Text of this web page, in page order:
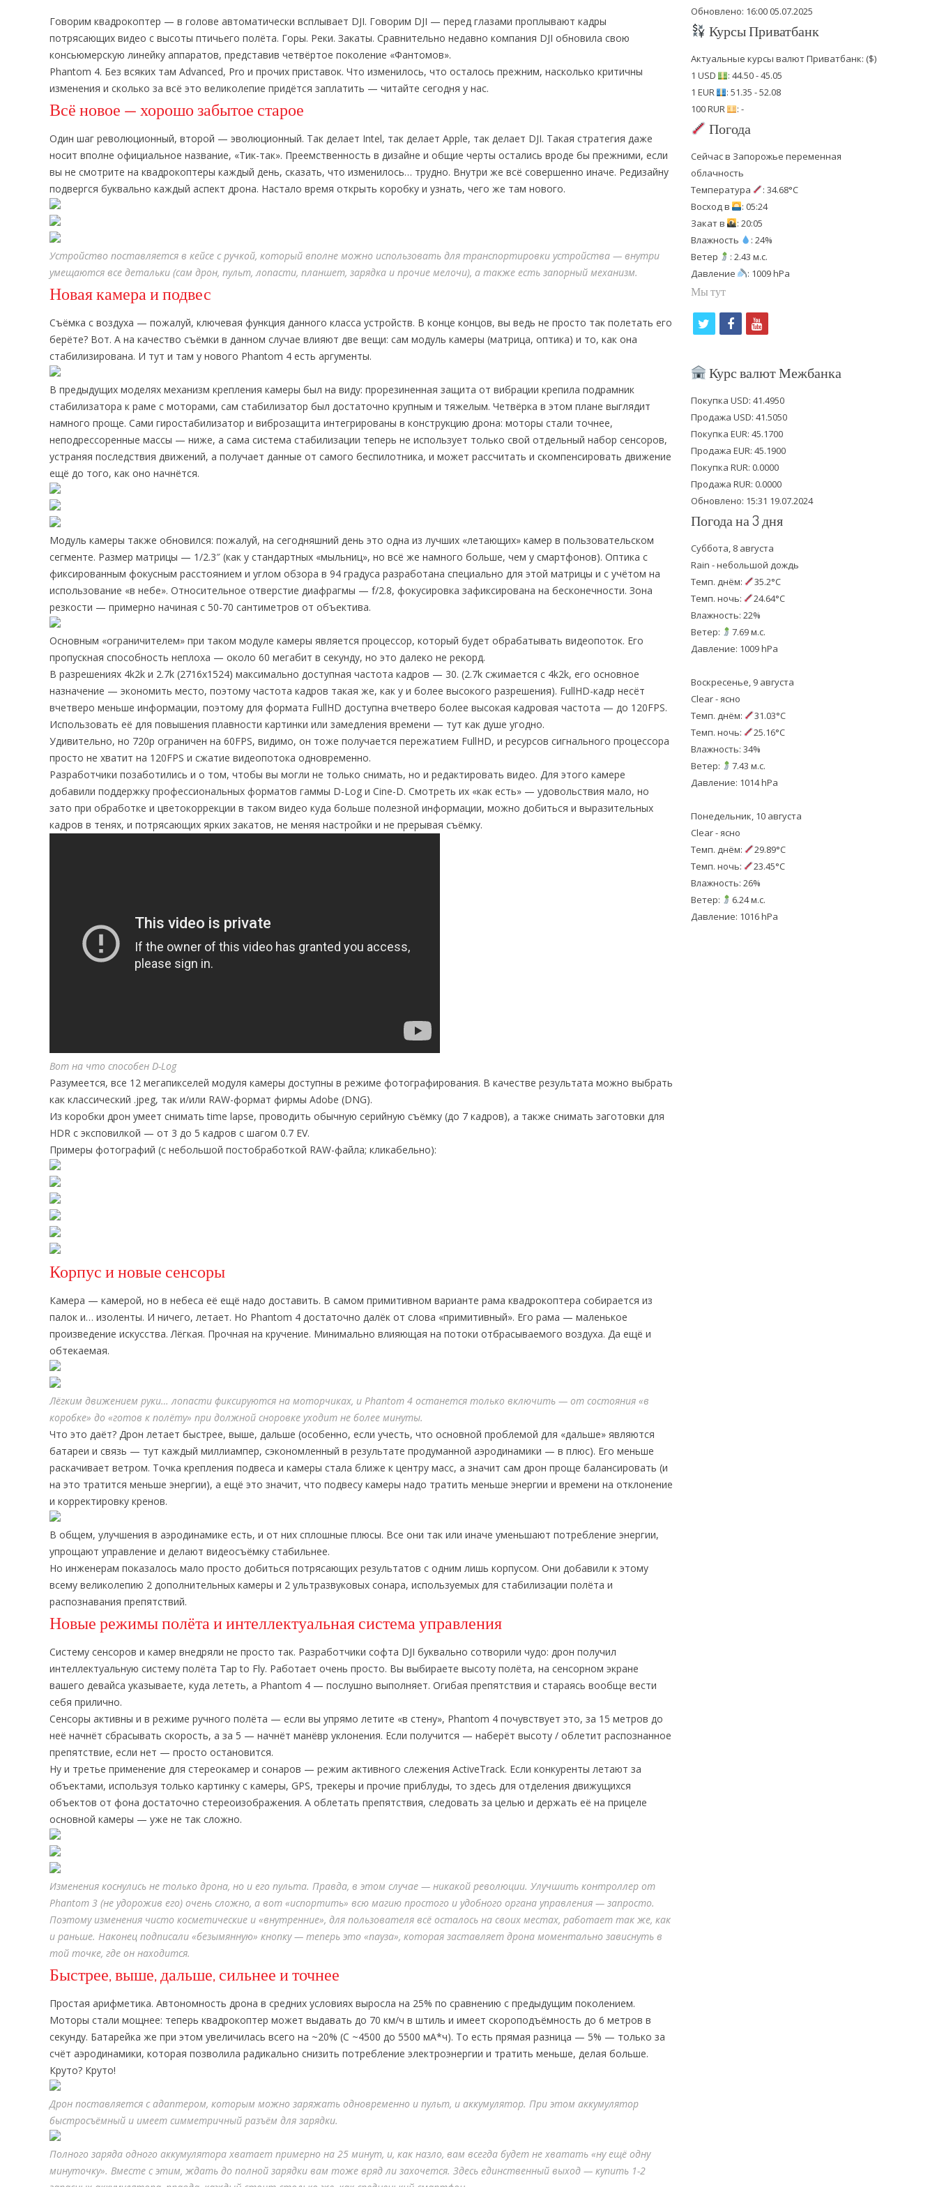
Говорим квадрокоптер — в голове автоматически всплывает DJI. Говорим DJI — перед глазами проплывают кадры
потрясающих видео с высоты птичьего полёта. Горы. Реки. Закаты. Сравнительно недавно компания DJI обновила свою
консьюмерскую линейку аппаратов, представив четвёртое поколение «Фантомов».
Phantom 4. Без всяких там Advanced, Pro и прочих приставок. Что изменилось, что осталось прежним, насколько критичны
изменения и сколько за всё это великолепие придётся заплатить — читайте сегодня у нас.
Всё новое — хорошо забытое старое
Один шаг революционный, второй — эволюционный. Так делает Intel, так делает Apple, так делает DJI. Такая стратегия даже
носит вполне официальное название, «Тик-так». Преемственность в дизайне и общие черты остались вроде бы прежними, если
вы не смотрите на квадрокоптеры каждый день, сказать, что изменилось… трудно. Внутри же всё совершенно иначе. Редизайну
подвергся буквально каждый аспект дрона. Настало время открыть коробку и узнать, чего же там нового.
Устройство поставляется в кейсе с ручкой, который вполне можно использовать для транспортировки устройства — внутри
умещаются все детальки (сам дрон, пульт, лопасти, планшет, зарядка и прочие мелочи), а также есть запорный механизм.
Новая камера и подвес
Съёмка с воздуха — пожалуй, ключевая функция данного класса устройств. В конце концов, вы ведь не просто так полетать его
берёте? Вот. А на качество съёмки в данном случае влияют две вещи: сам модуль камеры (матрица, оптика) и то, как она
стабилизирована. И тут и там у нового Phantom 4 есть аргументы.
В предыдущих моделях механизм крепления камеры был на виду: прорезиненная защита от вибрации крепила подрамник
стабилизатора к раме с моторами, сам стабилизатор был достаточно крупным и тяжелым. Четвёрка в этом плане выглядит
намного проще. Сами гиростабилизатор и виброзащита интегрированы в конструкцию дрона: моторы стали точнее,
неподрессоренные массы — ниже, а сама система стабилизации теперь не использует только свой отдельный набор сенсоров,
устраняя последствия движений, а получает данные от самого беспилотника, и может рассчитать и скомпенсировать движение
ещё до того, как оно начнётся.
Модуль камеры также обновился: пожалуй, на сегодняшний день это одна из лучших «летающих» камер в пользовательском
сегменте. Размер матрицы — 1/2.3″ (как у стандартных «мыльниц», но всё же намного больше, чем у смартфонов). Оптика с
фиксированным фокусным расстоянием и углом обзора в 94 градуса разработана специально для этой матрицы и с учётом на
использование «в небе». Относительное отверстие диафрагмы — f/2.8, фокусировка зафиксирована на бесконечности. Зона
резкости — примерно начиная с 50-70 сантиметров от объектива.
Основным «ограничителем» при таком модуле камеры является процессор, который будет обрабатывать видеопоток. Его
пропускная способность неплоха — около 60 мегабит в секунду, но это далеко не рекорд.
В разрешениях 4k2k и 2.7k (2716х1524) максимально доступная частота кадров — 30. (2.7k сжимается с 4k2k, его основное
назначение — экономить место, поэтому частота кадров такая же, как у и более высокого разрешения). FullHD-кадр несёт
вчетверо меньше информации, поэтому для формата FullHD доступна вчетверо более высокая кадровая частота — до 120FPS.
Использовать её для повышения плавности картинки или замедления времени — тут как душе угодно.
Удивительно, но 720p ограничен на 60FPS, видимо, он тоже получается пережатием FullHD, и ресурсов сигнального процессора
просто не хватит на 120FPS и сжатие видеопотока одновременно.
Разработчики позаботились и о том, чтобы вы могли не только снимать, но и редактировать видео. Для этого камере
добавили поддержку профессиональных форматов гаммы D-Log и Cine-D. Смотреть их «как есть» — удовольствия мало, но
зато при обработке и цветокоррекции в таком видео куда больше полезной информации, можно добиться и выразительных
кадров в тенях, и потрясающих ярких закатов, не меняя настройки и не прерывая съёмку.
Вот на что способен D-Log
Разумеется, все 12 мегапикселей модуля камеры доступны в режиме фотографирования. В качестве результата можно выбрать
как классический .jpeg, так и/или RAW-формат фирмы Adobe (DNG).
Из коробки дрон умеет снимать time lapse, проводить обычную серийную съёмку (до 7 кадров), а также снимать заготовки для
HDR с эксповилкой — от 3 до 5 кадров с шагом 0.7 EV.
Примеры фотографий (с небольшой постобработкой RAW-файла; кликабельно):
Корпус и новые сенсоры
Камера — камерой, но в небеса её ещё надо доставить. В самом примитивном варианте рама квадрокоптера собирается из
палок и… изоленты. И ничего, летает. Но Phantom 4 достаточно далёк от слова «примитивный». Его рама — маленькое
произведение искусства. Лёгкая. Прочная на кручение. Минимально влияющая на потоки отбрасываемого воздуха. Да ещё и
обтекаемая.
Лёгким движением руки… лопасти фиксируются на моторчиках, и Phantom 4 останется только включить — от состояния «в
коробке» до «готов к полёту» при должной сноровке уходит не более минуты.
Что это даёт? Дрон летает быстрее, выше, дальше (особенно, если учесть, что основной проблемой для «дальше» являются
батареи и связь — тут каждый миллиампер, сэкономленный в результате продуманной аэродинамики — в плюс). Его меньше
раскачивает ветром. Точка крепления подвеса и камеры стала ближе к центру масс, а значит сам дрон проще балансировать (и
на это тратится меньше энергии), а ещё это значит, что подвесу камеры надо тратить меньше энергии и времени на отклонение
и корректировку кренов.
В общем, улучшения в аэродинамике есть, и от них сплошные плюсы. Все они так или иначе уменьшают потребление энергии,
упрощают управление и делают видеосъёмку стабильнее.
Но инженерам показалось мало просто добиться потрясающих результатов с одним лишь корпусом. Они добавили к этому
всему великолепию 2 дополнительных камеры и 2 ультразвуковых сонара, используемых для стабилизации полёта и
распознавания препятствий.
Новые режимы полёта и интеллектуальная система управления
Систему сенсоров и камер внедряли не просто так. Разработчики софта DJI буквально сотворили чудо: дрон получил
интеллектуальную систему полёта Tap to Fly. Работает очень просто. Вы выбираете высоту полёта, на сенсорном экране
вашего девайса указываете, куда лететь, а Phantom 4 — послушно выполняет. Огибая препятствия и стараясь вообще вести
себя прилично.
Сенсоры активны и в режиме ручного полёта — если вы упрямо летите «в стену», Phantom 4 почувствует это, за 15 метров до
неё начнёт сбрасывать скорость, а за 5 — начнёт манёвр уклонения. Если получится — наберёт высоту / облетит распознанное
препятствие, если нет — просто остановится.
Ну и третье применение для стереокамер и сонаров — режим активного слежения ActiveTrack. Если конкуренты летают за
объектами, используя только картинку с камеры, GPS, трекеры и прочие приблуды, то здесь для отделения движущихся
объектов от фона достаточно стереоизображения. А облетать препятствия, следовать за целью и держать её на прицеле
основной камеры — уже не так сложно.
Изменения коснулись не только дрона, но и его пульта. Правда, в этом случае — никакой революции. Улучшить контроллер от
Phantom 3 (не удорожив его) очень сложно, а вот «испортить» всю магию простого и удобного органа управления — запросто.
Поэтому изменения чисто косметические и «внутренние», для пользователя всё осталось на своих местах, работает так же, как
и раньше. Наконец подписали «безымянную» кнопку — теперь это «пауза», которая заставляет дрона моментально зависнуть в
той точке, где он находится.
Быстрее, выше, дальше, сильнее и точнее
Простая арифметика. Автономность дрона в средних условиях выросла на 25% по сравнению с предыдущим поколением.
Моторы стали мощнее: теперь квадрокоптер может выдавать до 70 км/ч в штиль и имеет скороподъёмность до 6 метров в
секунду. Батарейка же при этом увеличилась всего на ~20% (С ~4500 до 5500 мА*ч). То есть прямая разница — 5% — только за
счёт аэродинамики, которая позволила радикально снизить потребление электроэнергии и тратить меньше, делая больше.
Круто? Круто!
Дрон поставляется с адаптером, которым можно заряжать одновременно и пульт, и аккумулятор. При этом аккумулятор
быстросъёмный и имеет симметричный разъём для зарядки.
Полного заряда одного аккумулятора хватает примерно на 25 минут, и, как назло, вам всегда будет не хватать «ну ещё одну
минуточку». Вместе с этим, ждать до полной зарядки вам тоже вряд ли захочется. Здесь единственный выход — купить 1-2
Обновлено: 16:00 05.07.2025
Курсы Приватбанк
Актуальные курсы валют Приватбанк: ($)
1 USD
: 44.50 - 45.05
1 EUR
: 51.35 - 52.08
100 RUR
: -
Погода
Сейчас в Запорожье переменная
облачность
Температура
: 34.68°C
Восход в
: 05:24
Закат в
: 20:05
Влажность
: 24%
Ветер
: 2.43 м.с.
Давление
: 1009 hPa
Мы тут
i
t
e
r
f
c
b
o
o
k
y
u
u
b
e
Курс валют Межбанка
Покупка USD: 41.4950
Продажа USD: 41.5050
Покупка EUR: 45.1700
Продажа EUR: 45.1900
Покупка RUR: 0.0000
Продажа RUR: 0.0000
Обновлено: 15:31 19.07.2024
Погода на 3 дня
Суббота, 8 августа
Rain - небольшой дождь
Темп. днём:
35.2°C
Темп. ночь:
24.64°C
Влажность: 22%
Ветер:
7.69 м.с.
Давление: 1009 hPa
Воскресенье, 9 августа
Clear - ясно
Темп. днём:
31.03°C
Темп. ночь:
25.16°C
Влажность: 34%
Ветер:
7.43 м.с.
Давление: 1014 hPa
Понедельник, 10 августа
Clear - ясно
Темп. днём:
29.89°C
Темп. ночь:
23.45°C
Влажность: 26%
Ветер:
6.24 м.с.
Давление: 1016 hPa